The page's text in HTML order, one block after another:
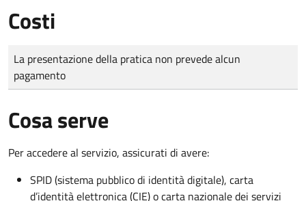
Costi
Tipo di pagamento
Importo
La presentazione della pratica non prevede alcun
pagamento
Cosa serve
Per accedere al servizio, assicurati di avere:
SPID (sistema pubblico di identità digitale), carta
d’identità elettronica (CIE) o carta nazionale dei servizi